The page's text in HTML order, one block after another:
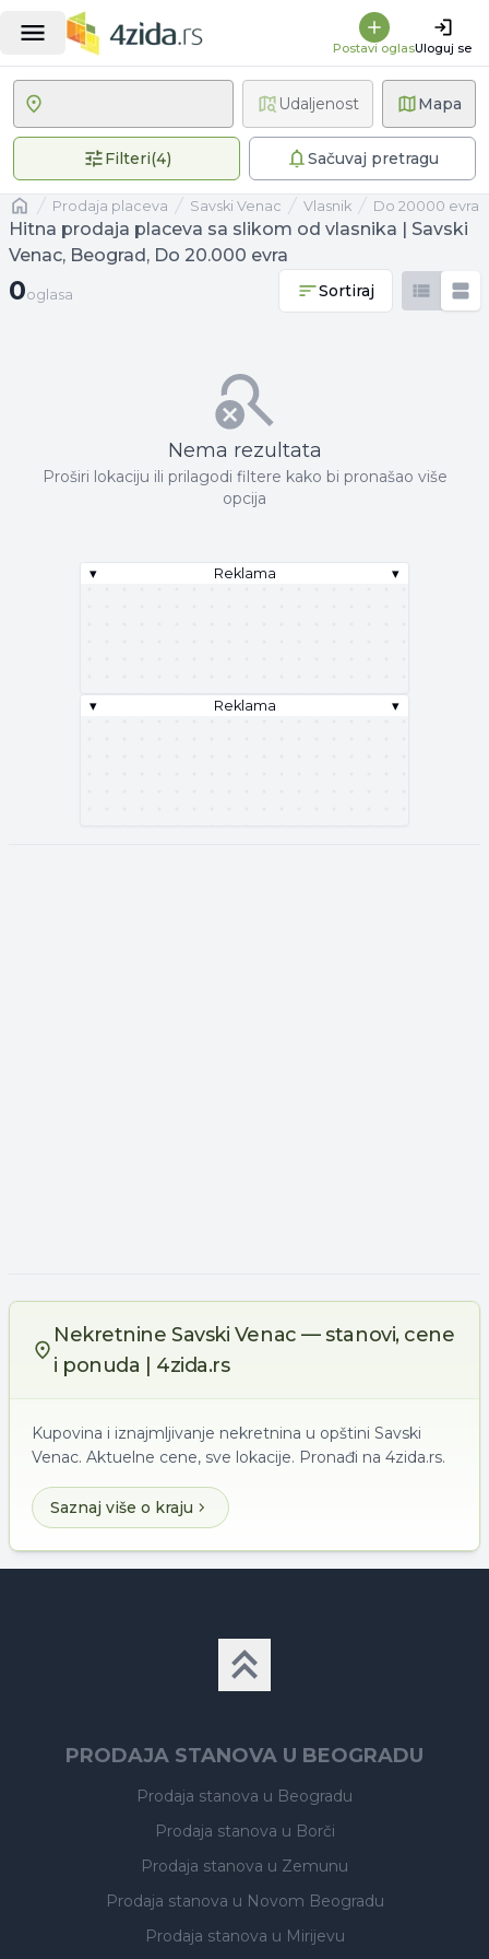
Postavi oglasUloguj se
Mapa
Filteri(4)4 primenjena filteraSačuvaj pretragu
Udaljenost
Naslovnaprodaja placeva Savski Venac vlasnik Do 20000 evra
Hitna prodaja placeva sa slikom od vlasnika | Savski
Venac, Beograd, Do 20.000 evra
0 oglasa
0oglasa Sortiraj
Nema rezultata
Proširi lokaciju ili prilagodi filtere kako bi pronašao više
opcija
▾ Reklama ▾
▾ Reklama ▾
Nekretnine Savski Venac — stanovi, cene
i ponuda | 4zida.rs
Kupovina i iznajmljivanje nekretnina u opštini Savski
Venac. Aktuelne cene, sve lokacije. Pronađi na 4zida.rs.
Saznaj više o kraju
PRODAJA STANOVA U BEOGRADU
Prodaja stanova u Beogradu
Prodaja stanova u Borči
Prodaja stanova u Zemunu
Prodaja stanova u Novom Beogradu
Prodaja stanova u Mirijevu